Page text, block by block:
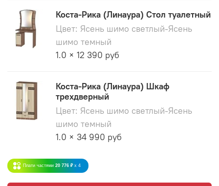
Коста-Рика (Линаура) Стол туалетный
Цвет: Ясень шимо светлый-Ясень
шимо темный
1.0 × 12 390 руб
Коста-Рика (Линаура) Шкаф
трехдверный
Цвет: Ясень шимо светлый-Ясень
шимо темный
1.0 × 34 990 руб
Плати частями 20 776 ₽ x 4